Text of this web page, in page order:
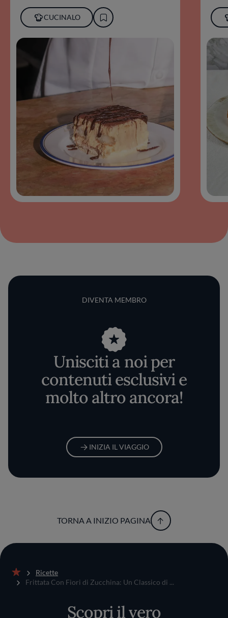
CUCINALO
DIVENTA MEMBRO
Unisciti a noi per
contenuti esclusivi e
molto altro ancora!
INIZIA IL VIAGGIO
TORNA A INIZIO PAGINA
Home
Ricette
Frittata Con Fiori di Zucchina: Un Classico di ...
Scopri il vero